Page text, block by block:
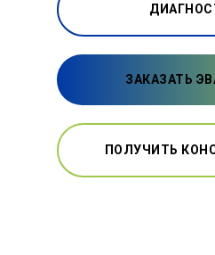
ЗАКАЗАТЬ
ПОЛУЧИТЬ